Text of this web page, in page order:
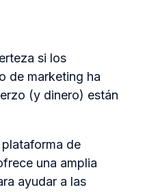
si los
de marketing ha
(y dinero) están
de
una amplia
ayudar a las